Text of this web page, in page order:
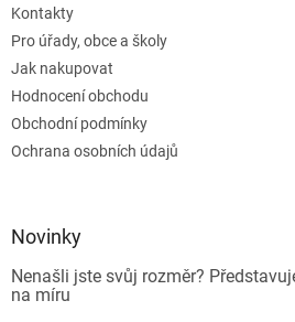
Kontakty
Pro úřady, obce a školy
Jak nakupovat
Hodnocení obchodu
Obchodní podmínky
Ochrana osobních údajů
Novinky
Nenašli jste svůj rozměr?
na míru